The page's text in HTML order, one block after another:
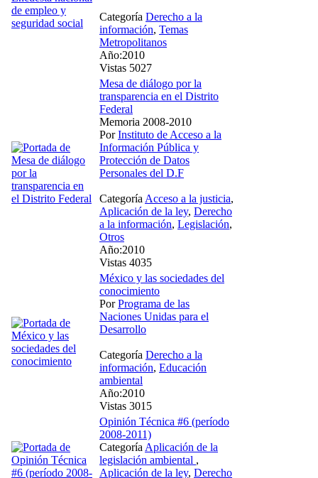
Categoría Derecho a la
información, Temas
Metropolitanos
Año:2010
Vistas 5027
Mesa de diálogo por la
transparencia en el Distrito
Federal
Memoria 2008-2010
PorInstituto de Acceso a la
Información Pública y
Protección de Datos
Personales del D.F
Categoría Acceso a la justicia,
Aplicación de la ley, Derecho
a la información, Legislación,
Otros
Año:2010
Vistas 4035
México y las sociedades del
conocimiento
PorPrograma de las
Naciones Unidas para el
Desarrollo
Categoría Derecho a la
información, Educación
ambiental
Año:2010
Vistas 3015
Opinión Técnica #6 (período
2008-2011)
Categoría Aplicación de la
legislación ambiental ,
Aplicación de la ley, Derecho